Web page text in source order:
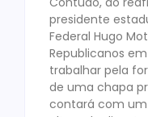
presidente
Federal Hugo
Republicanos
trabalhar pela
de uma chapa
contará com